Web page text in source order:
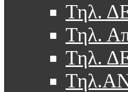
Τηλ.
Τηλ.
Τηλ.